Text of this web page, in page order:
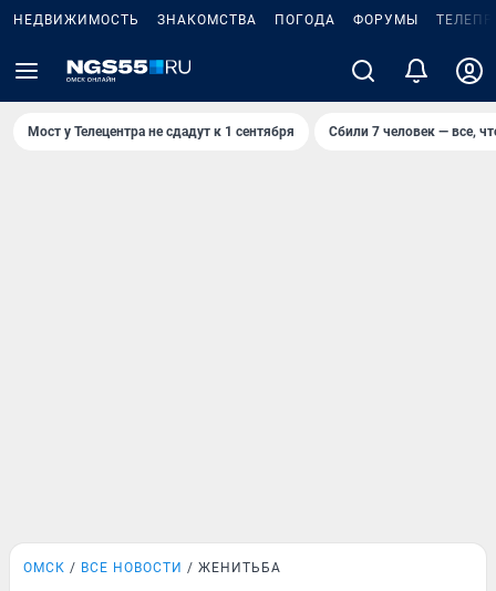
НЕДВИЖИМОСТЬ ЗНАКОМСТВА ПОГОДА ФОРУМЫ
Мост у Телецентра не сдадут к 1 сентября Сбили 7 человек — все,
ОМСК ВСЕ НОВОСТИ ЖЕНИТЬБА